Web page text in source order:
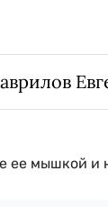
ее мышкой и